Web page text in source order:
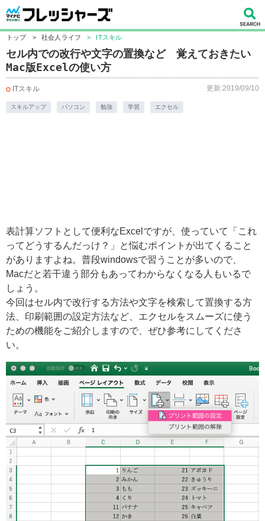
トップ > 社会人ライフ > ITスキル
セル内での改行や文字の置換など 覚えておきたい
Mac版Excelの使い方
ITスキル 更新:2019/09/10
スキルアップ パソコン 勉強 学習 エクセル
表計算ソフトとして便利なExcelですが、使っていて「これ
ってどうするんだっけ？」と悩むポイントが出てくること
がありますよね。普段windowsで習うことが多いので、
Macだと若干違う部分もあってわからなくなる人もいるで
しょう。
今回はセル内で改行する方法や文字を検索して置換する方
法、印刷範囲の設定方法など、エクセルをスムーズに使う
ための機能をご紹介しますので、ぜひ参考にしてくださ
い。